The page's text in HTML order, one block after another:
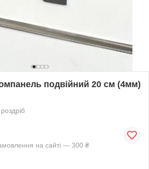
подвійний 20 см (4мм)
на сайті — 300 ₴